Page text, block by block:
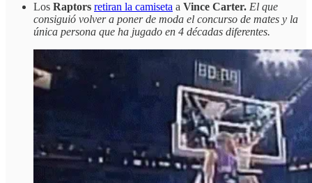
Los Raptors retiran la camiseta a Vince Carter. El que
consiguió volver a poner de moda el concurso de mates y la
única persona que ha jugado en 4 décadas diferentes.